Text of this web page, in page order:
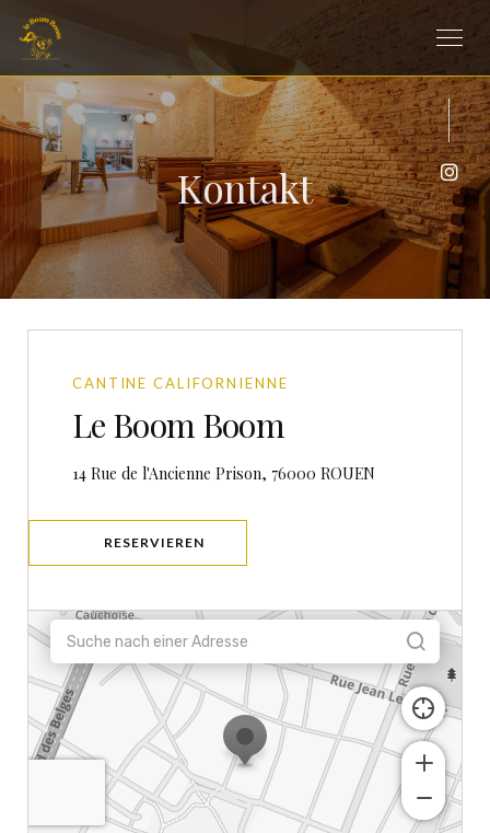
Kontakt
CANTINE CALIFORNIENNE
Le Boom Boom
14 Rue de l'Ancienne Prison, 76000 ROUEN
RESERVIEREN